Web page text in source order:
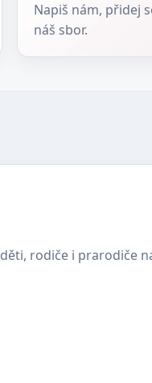
Napiš nám, přidej
náš sbor.
děti, rodiče i prarodiče